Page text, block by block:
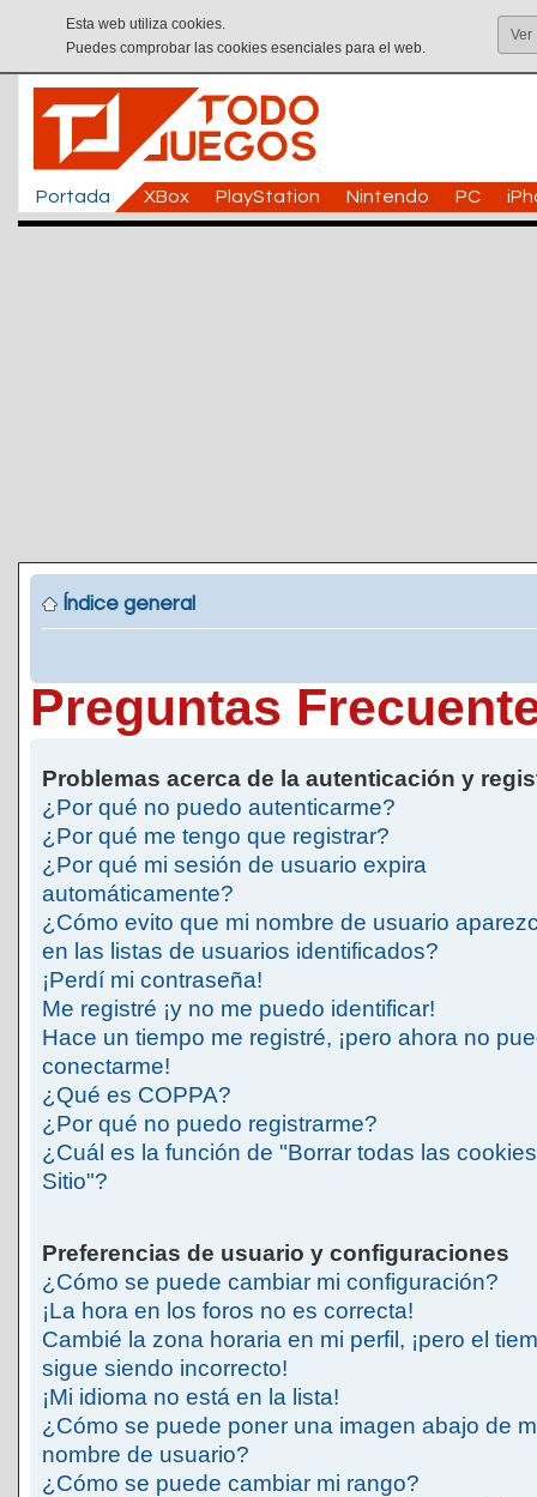
Esta web utiliza cookies.
Puedes comprobar las cookies esenciales para el web.
Ver
Portada XBox PlayStation Nintendo PC
Índice general
Preguntas
Problemas acerca de la autenticación y
¿Por qué no puedo autenticarme?
¿Por qué me tengo que registrar?
¿Por qué mi sesión de usuario expira
automáticamente?
¿Cómo evito que mi nombre de usuario
en las listas de usuarios identificados?
¡Perdí mi contraseña!
Me registré ¡y no me puedo identificar!
Hace un tiempo me registré, ¡pero ahora no
conectarme!
¿Qué es COPPA?
¿Por qué no puedo registrarme?
¿Cuál es la función de "Borrar todas las
Sitio"?
Preferencias de usuario y configuraciones
¿Cómo se puede cambiar mi configuración?
¡La hora en los foros no es correcta!
Cambié la zona horaria en mi perfil, ¡pero el
sigue siendo incorrecto!
¡Mi idioma no está en la lista!
¿Cómo se puede poner una imagen abajo de
nombre de usuario?
¿Cómo se puede cambiar mi rango?